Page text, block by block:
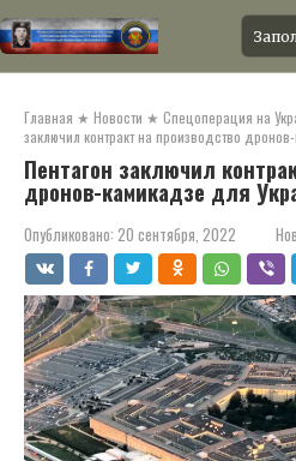
контенту
Главная ★ Новости ★ Спецоперация на
заключил контракт на производство
Пентагон заключил
дронов-камикадзе для
Опубликовано: 20 сентября, 2022